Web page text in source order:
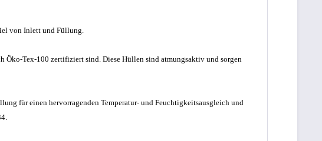
von Inlett und Füllung.
Öko-Tex-100 zertifiziert sind. Diese Hüllen sind atmungsaktiv und sorgen
für einen hervorragenden Temperatur- und Feuchtigkeitsausgleich und